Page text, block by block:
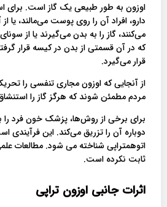
اوزون به طور طبیعی یک گاز است. برای
دارو، افراد آن را روی پوست می‌مالند، یا
می‌کنند، گاز را به بدن می‌گیرند یا از
که در آن قسمتی از بدن در کیسه قرار
قرار می‌گیرد.
از آنجایی که اوزون مجاری تنفسی را
مردم مطمئن شوند که هرگز گاز را
برای برخی از روش‌ها، پزشک خون فرد را
دوباره آن را تزریق می‌کند. این فرآیندی
اتوهمتراپی شناخته می شود. مطالعات
ثابت نکرده است.
اثرات جانبی اوزون تراپی